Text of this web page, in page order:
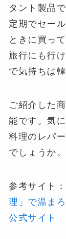
タント製品
定期でセー
ときに買っ
旅行にも行
で気持ちは
ご紹介した
能です。気
料理のレパ
でしょうか​。​
参考サイト：
理」で温ま
公式サイト